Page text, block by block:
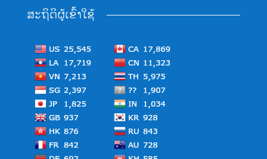
ສະຖິຕິຜູ້ເຂົ້າໃຊ້